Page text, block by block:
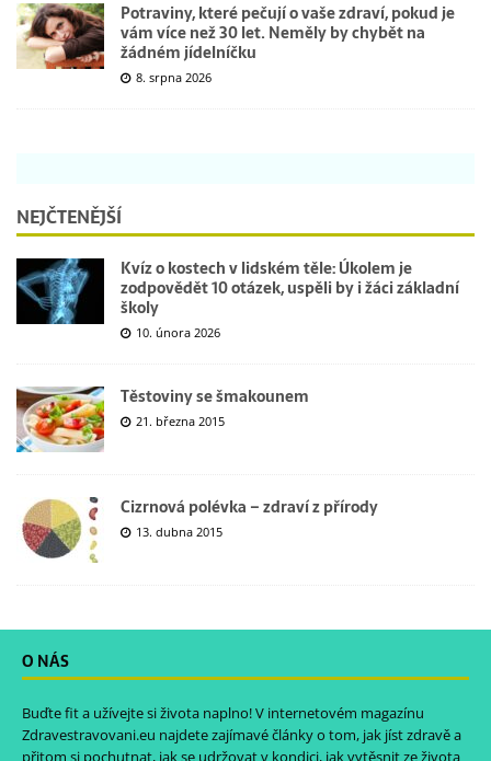
Potraviny, které pečují o vaše zdraví, pokud je
vám více než 30 let. Neměly by chybět na
žádném jídelníčku
8. srpna 2026
NEJČTENĚJŠÍ
Kvíz o kostech v lidském těle: Úkolem je
zodpovědět 10 otázek, uspěli by i žáci základní
školy
10. února 2026
Těstoviny se šmakounem
21. března 2015
Cizrnová polévka – zdraví z přírody
13. dubna 2015
O NÁS
Buďte fit a užívejte si života naplno! V internetovém magazínu
Zdravestravovani.eu najdete zajímavé články o tom, jak jíst zdravě a
přitom si pochutnat, jak se udržovat v kondici, jak vytěsnit ze života